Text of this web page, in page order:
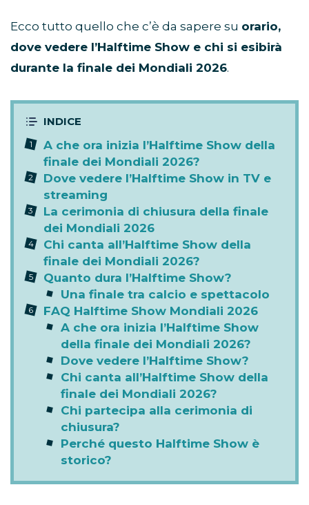
Ecco tutto quello che c’è da sapere su orario,
dove vedere l’Halftime Show e chi si esibirà
durante la finale dei Mondiali 2026.
A che ora inizia l’Halftime Show della
finale dei Mondiali 2026?
Dove vedere l’Halftime Show in TV e
streaming
La cerimonia di chiusura della finale
dei Mondiali 2026
Chi canta all’Halftime Show della
finale dei Mondiali 2026?
Quanto dura l’Halftime Show?
Una finale tra calcio e spettacolo
FAQ Halftime Show Mondiali 2026
A che ora inizia l’Halftime Show
della finale dei Mondiali 2026?
Dove vedere l’Halftime Show?
Chi canta all’Halftime Show della
finale dei Mondiali 2026?
Chi partecipa alla cerimonia di
chiusura?
Perché questo Halftime Show è
storico?